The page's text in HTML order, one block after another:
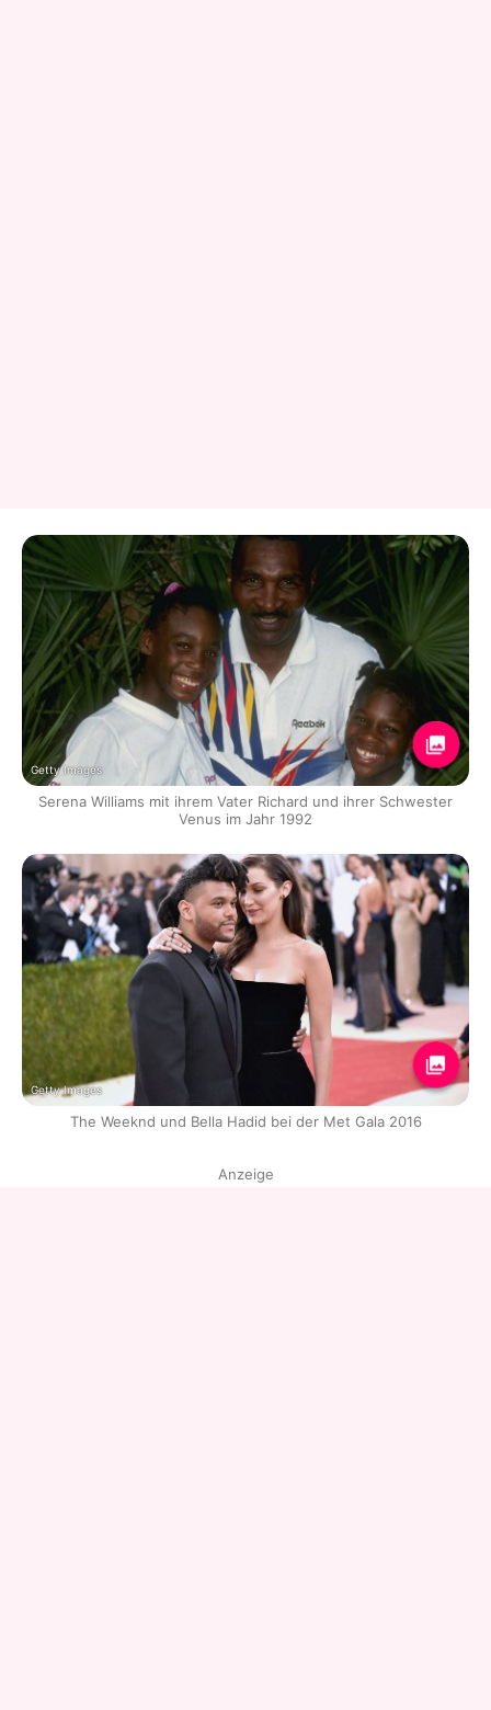
Getty Images
Serena Williams mit ihrem Vater Richard und ihrer Schwester
Venus im Jahr 1992
Getty Images
The Weeknd und Bella Hadid bei der Met Gala 2016
Anzeige